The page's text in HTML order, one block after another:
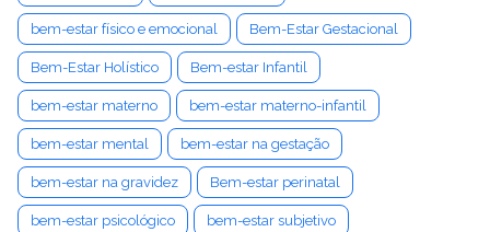
bem-estar físico e emocional Bem-Estar Gestacional
Bem-Estar Holístico Bem-estar Infantil
bem-estar materno bem-estar materno-infantil
bem-estar mental bem-estar na gestação
bem-estar na gravidez Bem-estar perinatal
bem-estar psicológico bem-estar subjetivo